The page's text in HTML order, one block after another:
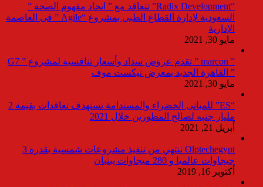
“Radix Development” تتعاقد مع ” اتحاد مفهوم الصحة ”
السعودية لإدارة القطاع الطبى بمشروع “Agile ” فى العاصمة
الإدارية
مايو 30, 2021
” marcon ” تقدم عروض سداد وأسعار تنافسية لمشروع ” G7
” القاهرة الجديد بمعرض نيكست موف
مايو 30, 2021
“ES” للمبانى الخضراء والمستدامة تستهدف تعاقدات بقيمة 2
مليار جنيه لصالح المطورين خلال 2021
أبريل 21, 2021
Olptechegypt تنتهي من تنفيذ مشروعات شمسية بقدرة 3
جيجاوات عالميا و 280 ميجاوات ببنبان
أكتوبر 16, 2019